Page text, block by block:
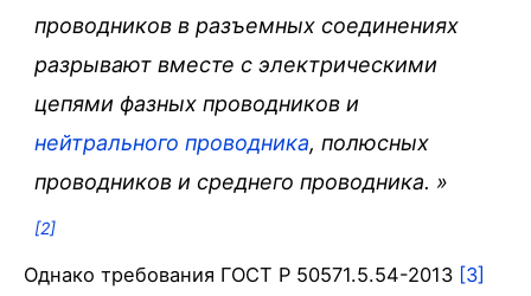
проводников в разъемных соединениях
разрывают вместе с электрическими
цепями фазных проводников и
нейтрального проводника, полюсных
проводников и среднего проводника. »
[2]
Однако требования ГОСТ Р 50571.5.54-2013 [3]